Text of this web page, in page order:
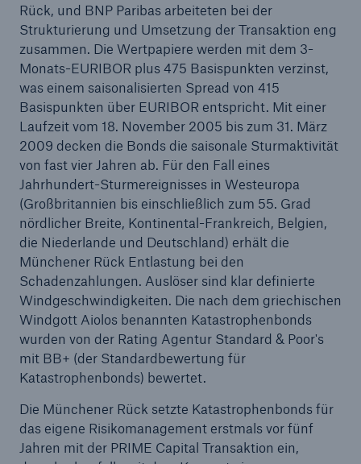
Rück, und BNP Paribas arbeiteten bei der
Strukturierung und Umsetzung der Transaktion eng
zusammen. Die Wertpapiere werden mit dem 3-
Monats-EURIBOR plus 475 Basispunkten verzinst,
was einem saisonalisierten Spread von 415
Basispunkten über EURIBOR entspricht. Mit einer
Laufzeit vom 18. November 2005 bis zum 31. März
2009 decken die Bonds die saisonale Sturmaktivität
von fast vier Jahren ab. Für den Fall eines
Jahrhundert-Sturmereignisses in Westeuropa
(Großbritannien bis einschließlich zum 55. Grad
nördlicher Breite, Kontinental-Frankreich, Belgien,
die Niederlande und Deutschland) erhält die
Münchener Rück Entlastung bei den
Schadenzahlungen. Auslöser sind klar definierte
Windgeschwindigkeiten. Die nach dem griechischen
Windgott Aiolos benannten Katastrophenbonds
wurden von der Rating Agentur Standard & Poor's
mit BB+ (der Standardbewertung für
Katastrophenbonds) bewertet.
Die Münchener Rück setzte Katastrophenbonds für
das eigene Risikomanagement erstmals vor fünf
Jahren mit der PRIME Capital Transaktion ein,
71.8%
Lösungen
Sachdeckung durch einen leistungsfähigen
Rückversicherungspartner